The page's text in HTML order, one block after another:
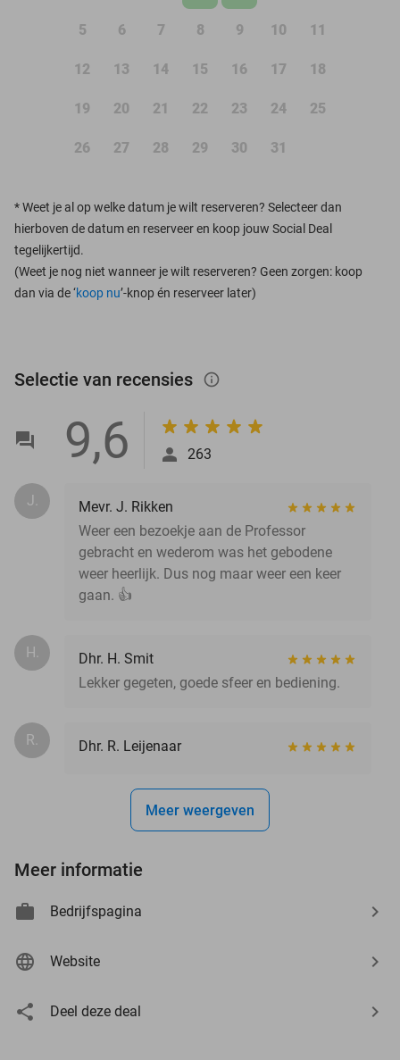
5 6 7 8 9 10 11
12 13 14 15 16 17 18
19 20 21 22 23 24 25
26 27 28 29 30 31
*Weet je al op welke datum je wilt reserveren? Selecteer dan
hierboven de datum en reserveer en koop jouw Social Deal
tegelijkertijd.
(Weet je nog niet wanneer je wilt reserveren? Geen zorgen: koop
dan via de ‘koop nu’-knop én reserveer later)
Selectie van recensies info_outlined
9,6 263
J.
Mevr. J. Rikken
Weer een bezoekje aan de Professor
gebracht en wederom was het gebodene
weer heerlijk. Dus nog maar weer een keer
gaan. 👍
H.
Dhr. H. Smit
Lekker gegeten, goede sfeer en bediening.
R. Dhr. R. Leijenaar
Meer weergeven
Meer informatie
Bedrijfspagina
Website
Deel deze deal